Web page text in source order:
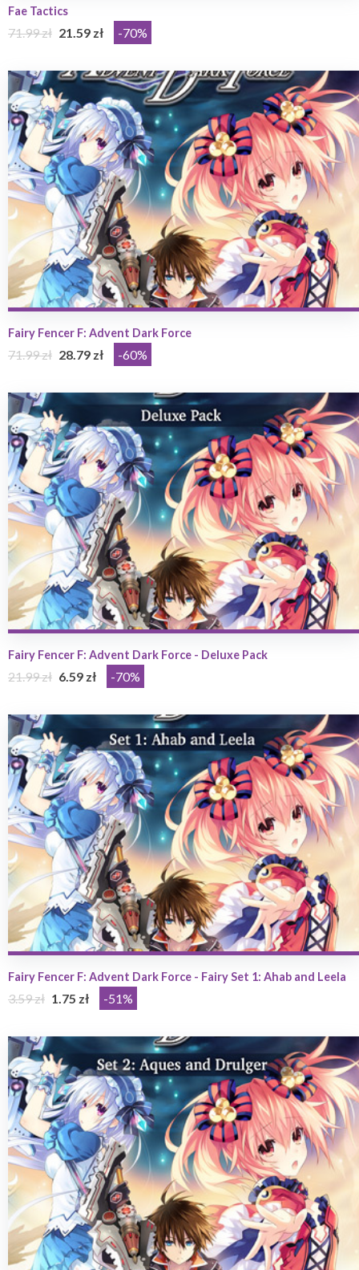
Fae Tactics
71.99 zł 21.59 zł -70%
Fairy Fencer F: Advent Dark Force
71.99 zł 28.79 zł -60%
Fairy Fencer F: Advent Dark Force - Deluxe Pack
21.99 zł 6.59 zł -70%
Fairy Fencer F: Advent Dark Force - Fairy Set 1: Ahab and Leela
3.59 zł 1.75 zł -51%